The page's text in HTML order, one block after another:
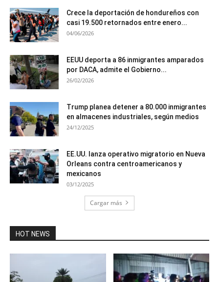
Crece la deportación de hondureños con
casi 19.500 retornados entre enero...
04/06/2026
EEUU deporta a 86 inmigrantes amparados
por DACA, admite el Gobierno...
26/02/2026
Trump planea detener a 80.000 inmigrantes
en almacenes industriales, según medios
24/12/2025
EE.UU. lanza operativo migratorio en Nueva
Orleans contra centroamericanos y
mexicanos
03/12/2025
Cargar más
HOT NEWS